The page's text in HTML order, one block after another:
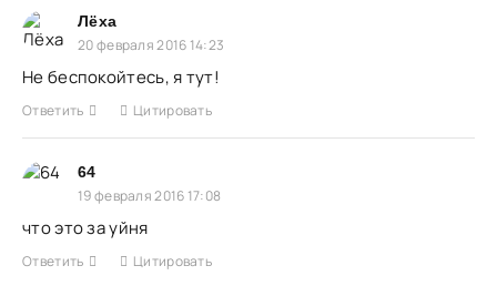
Лёха
20 февраля 2016 14:23
Не беспокойтесь, я тут!
Ответить Цитировать
64
19 февраля 2016 17:08
что это за уйня
Ответить Цитировать